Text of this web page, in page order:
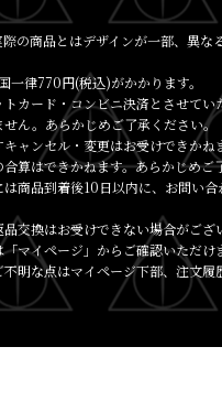
の商品とはデザインが一部、異な
律770円(税込)がかかります。
カード・コンビニ決済とさせてい
ん。あらかじめご了承ください。
ャンセル・変更はお受けできかね
算はできかねます。あらかじめご
商品到着後10日以内に、お問い合
交換はお受けできない場合がござ
マイページ」からご確認いただけ
明な点はマイページ下部、注文履